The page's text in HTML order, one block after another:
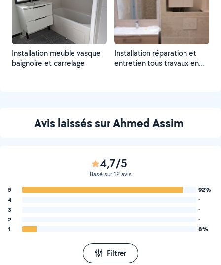
Installation meuble vasque
baignoire et carrelage
Installation réparation et
entretien tous travaux en
Avis laissés sur Ahmed Assim
4,7/5
Basé sur 12 avis
5
92%
4
-
3
-
2
-
1
8%
Filtrer